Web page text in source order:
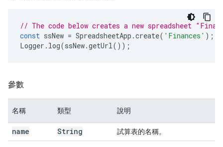
// The code below creates a new spreadsheet
const ssNew = SpreadsheetApp .create( 'Finances' );
Logger . log(ssNew.getUrl());
參數
名稱 類型 說明
name String 試算表的名稱。